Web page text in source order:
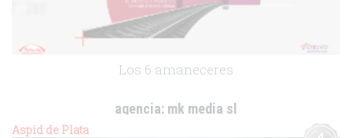
Los 6 amaneceres
agencia: mk media sl
Aspid de Plata